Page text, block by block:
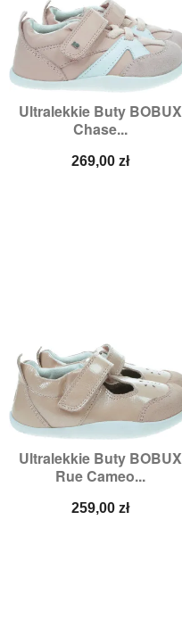
Ultralekkie Buty BOBUX
Chase...
Cena
269,00 zł
Ultralekkie Buty BOBUX
Rue Cameo...
Cena
259,00 zł